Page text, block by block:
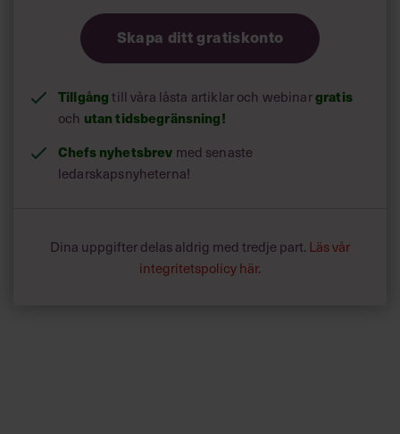
Skapa ditt gratiskonto
Tillgångtill våra låsta artiklar och webinargratis
och utan tidsbegränsning!
Chefs nyhetsbrev med senaste
ledarskapsnyheterna!
Dina uppgifter delas aldrig med tredje part. Läs vår
integritetspolicy här.